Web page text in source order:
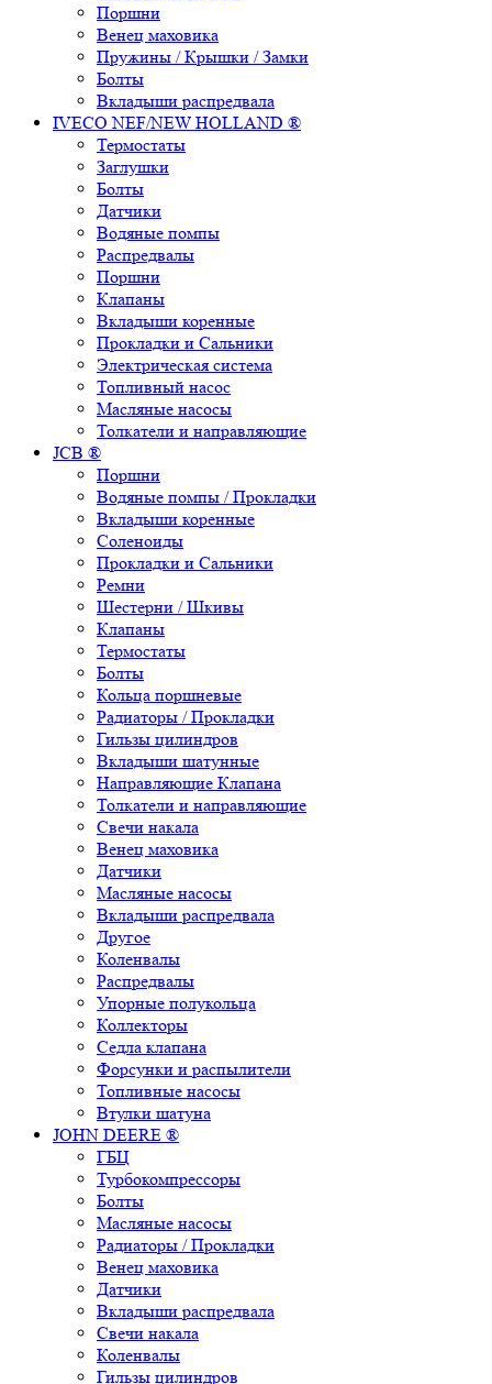
Поршни
Венец маховика
Пружины / Крышки / Замки
Болты
Вкладыши распредвала
IVECO NEF/NEW HOLLAND ®
Термостаты
Заглушки
Болты
Датчики
Водяные помпы
Распредвалы
Поршни
Клапаны
Вкладыши коренные
Прокладки и Сальники
Электрическая система
Топливный насос
Масляные насосы
Толкатели и направляющие
JCB ®
Поршни
Водяные помпы / Прокладки
Вкладыши коренные
Соленоиды
Прокладки и Сальники
Ремни
Шестерни / Шкивы
Клапаны
Термостаты
Болты
Кольца поршневые
Радиаторы / Прокладки
Гильзы цилиндров
Вкладыши шатунные
Направляющие Клапана
Толкатели и направляющие
Свечи накала
Венец маховика
Датчики
Масляные насосы
Вкладыши распредвала
Другое
Коленвалы
Распредвалы
Упорные полукольца
Коллекторы
Седла клапана
Форсунки и распылители
Топливные насосы
Втулки шатуна
JOHN DEERE ®
ГБЦ
Турбокомпрессоры
Болты
Масляные насосы
Радиаторы / Прокладки
Венец маховика
Датчики
Вкладыши распредвала
Свечи накала
Коленвалы
Гильзы цилиндров